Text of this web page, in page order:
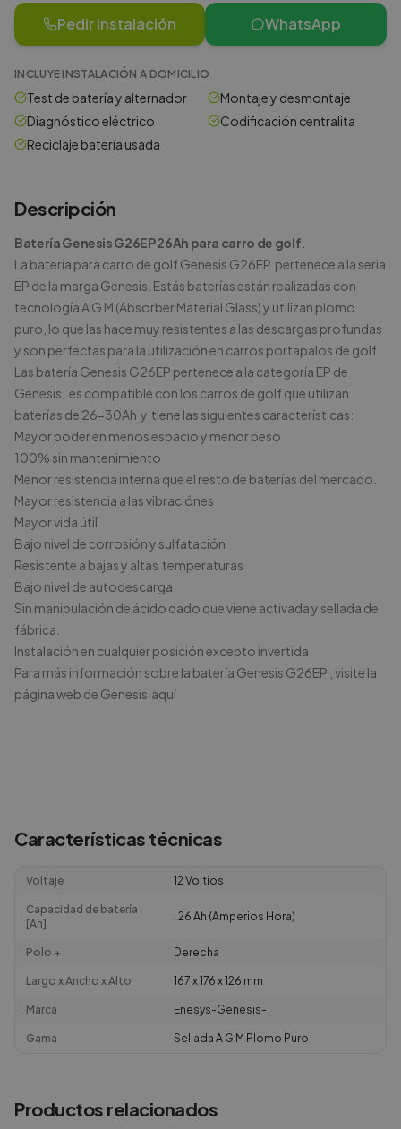
Pedir instalación WhatsApp
INCLUYE INSTALACIÓN A DOMICILIO
Test de batería y alternador
Montaje y desmontaje
Diagnóstico eléctrico
Codificación centralita
Reciclaje batería usada
Descripción
Batería Genesis G26EP 26Ah para carro de golf.
La batería para carro de golf Genesis G26EP pertenece a la seria
EP de la marga Genesis. Estás baterías están realizadas con
tecnología A G M (Absorber Material Glass) y utilizan plomo
puro, lo que las hace muy resistentes a las descargas profundas
y son perfectas para la utilización en carros portapalos de golf.
Las batería Genesis G26EP pertenece a la categoría EP de
Genesis, es compatible con los carros de golf que utilizan
baterías de 26-30Ah y tiene las siguientes características:
Mayor poder en menos espacio y menor peso
100% sin mantenimiento
Menor resistencia interna que el resto de baterías del mercado.
Mayor resistencia a las vibraciónes
Mayor vida útil
Bajo nivel de corrosión y sulfatación
Resistente a bajas y altas temperaturas
Bajo nivel de autodescarga
Sin manipulación de ácido dado que viene activada y sellada de
fábrica.
Instalación en cualquier posición excepto invertida
Para más información sobre la batería Genesis G26EP , visite la
página web de Genesis aquí
Características técnicas
Voltaje 12 Voltios
Capacidad de batería
[Ah]
: 26 Ah (Amperios Hora)
Polo + Derecha
Largo x Ancho x Alto 167 x 176 x 126 mm
Marca Enesys-Genesis-
Gama Sellada A G M Plomo Puro
Productos relacionados